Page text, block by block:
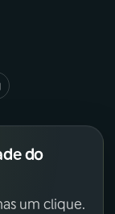
do
um clique.